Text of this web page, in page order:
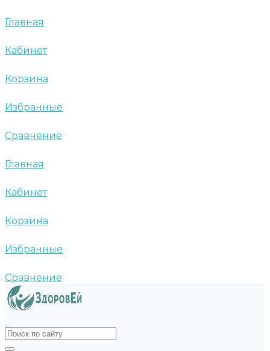
Главная
Кабинет
Корзина
Избранные
Сравнение
Главная
Кабинет
Корзина
Избранные
Сравнение